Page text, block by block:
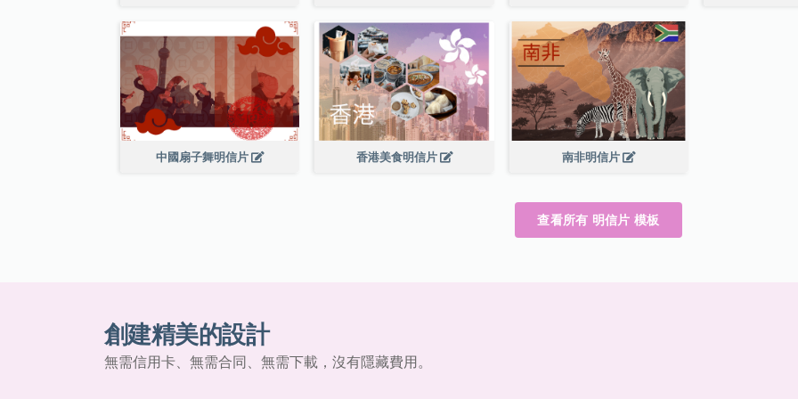
中國扇子舞明信片 香港美食明信片 南非明信片
查看所有 明信片 模板
創建精美的設計
無需信用卡、無需合同、無需下載，沒有隱藏費用。